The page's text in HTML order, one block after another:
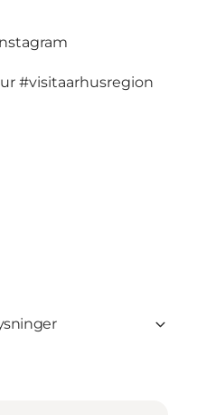
#visitaarhusregion